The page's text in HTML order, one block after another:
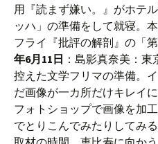
用『読まず嫌い。』がホテ
ッハ」の準備をして就寝。
フライ『批評の解剖』の「
年6月11日 ：島影真奈美：
控えた文学フリマの準備。
だ画像が一カ所だけキレイ
フォトショップで画像を加
でとりこんでみたりしてみ